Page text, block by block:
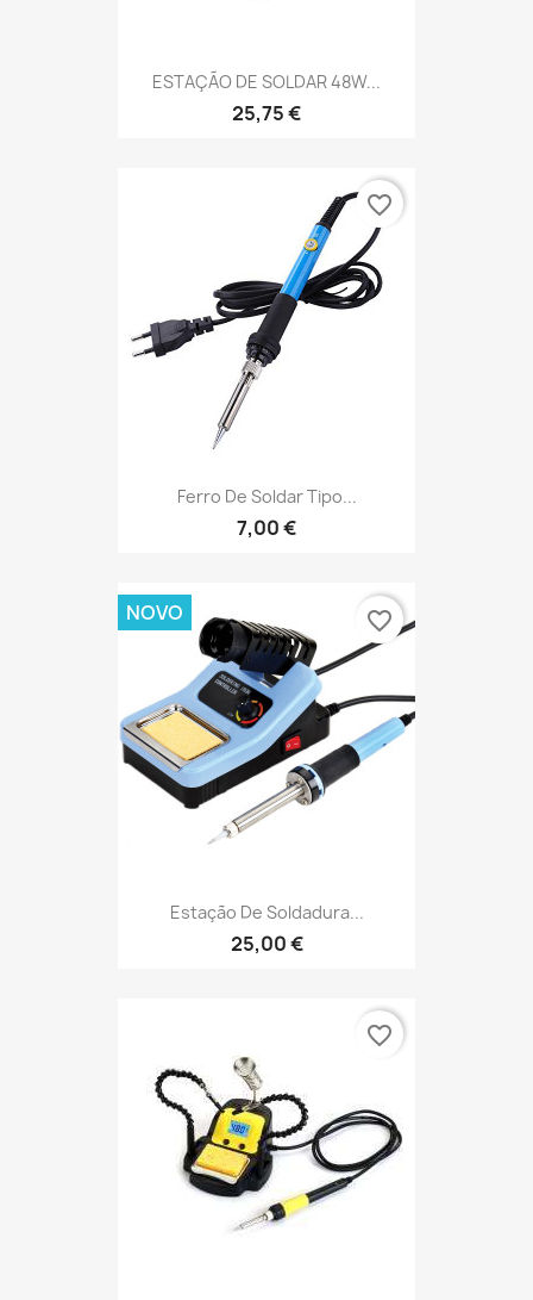
ESTAÇÃO DE SOLDAR 48W...
25,75 €
Ferro De Soldar Tipo...
7,00 €
favorite_border
Estação De Soldadura...
25,00 €
NOVO favorite_border
favorite_border